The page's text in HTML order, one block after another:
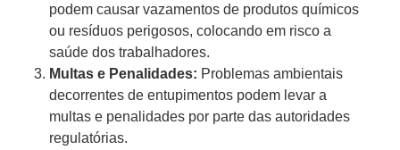
podem causar vazamentos de produtos químicos
ou resíduos perigosos, colocando em risco a
saúde dos trabalhadores.
Multas e Penalidades: Problemas ambientais
decorrentes de entupimentos podem levar a
multas e penalidades por parte das autoridades
regulatórias.